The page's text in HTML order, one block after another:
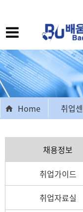
Home 취업
채용정보
취업가이드
취업자료실